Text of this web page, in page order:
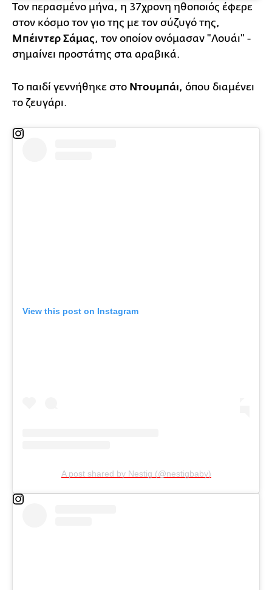
Τον περασμένο μήνα, η 37χρονη ηθοποιός έφερε
στον κόσμο τον γιο της με τον σύζυγό της,
Μπέιντερ Σάμας, τον οποίον ονόμασαν "Λουάι" -
σημαίνει προστάτης στα αραβικά.
Το παιδί γεννήθηκε στο Ντουμπάι, όπου διαμένει
το ζευγάρι.
View this post on Instagram
A post shared by Nestig (@nestigbaby)